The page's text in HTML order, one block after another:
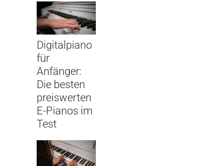
Digitalpiano
für
Anfänger:
Die besten
preiswerten
E-Pianos im
Test